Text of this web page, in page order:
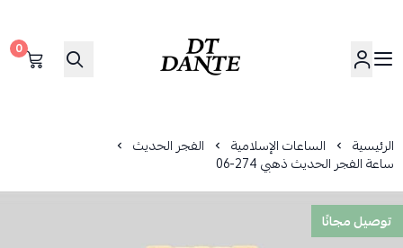
دانتي | DANTE
0
الرئيسية الساعات الإسلامية الفجر الحديث
ساعة الفجر الحديث ذهبي 274-06
توصيل مجانًا